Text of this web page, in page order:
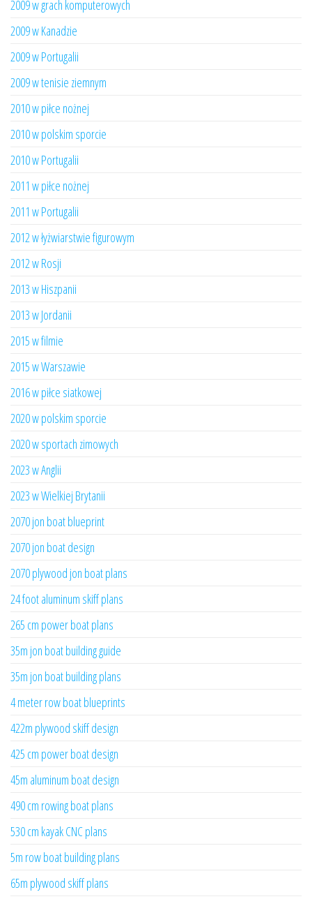
2009 w grach komputerowych
2009 w Kanadzie
2009 w Portugalii
2009 w tenisie ziemnym
2010 w piłce nożnej
2010 w polskim sporcie
2010 w Portugalii
2011 w piłce nożnej
2011 w Portugalii
2012 w łyżwiarstwie figurowym
2012 w Rosji
2013 w Hiszpanii
2013 w Jordanii
2015 w filmie
2015 w Warszawie
2016 w piłce siatkowej
2020 w polskim sporcie
2020 w sportach zimowych
2023 w Anglii
2023 w Wielkiej Brytanii
2070 jon boat blueprint
2070 jon boat design
2070 plywood jon boat plans
24 foot aluminum skiff plans
265 cm power boat plans
35m jon boat building guide
35m jon boat building plans
4 meter row boat blueprints
422m plywood skiff design
425 cm power boat design
45m aluminum boat design
490 cm rowing boat plans
530 cm kayak CNC plans
5m row boat building plans
65m plywood skiff plans